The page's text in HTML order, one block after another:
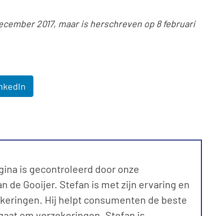
2017, maar is herschreven op 8 februari
is gecontroleerd door onze
de Gooijer. Stefan is met zijn ervaring en
Hij helpt consumenten de beste